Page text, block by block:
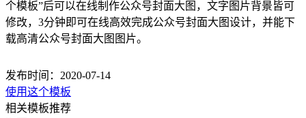
个模板”后可以在线制作公众号封面大图，文字图片背景皆可
修改，3分钟即可在线高效完成公众号封面大图设计，并能下
载高清公众号封面大图图片。
发布时间：2020-07-14
使用这个模板
相关模板推荐